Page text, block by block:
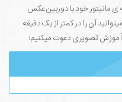
مانیتور خود با دوربین عکس
آن را در کمتر از یک دقیقه
آموزش تصویری دعوت میکنیم: